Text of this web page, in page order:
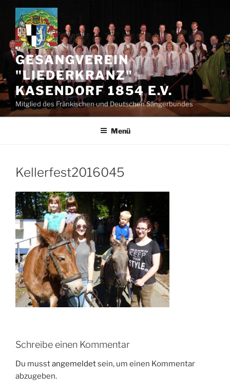
Zum
Inhalt
springen
GESANGVEREIN
"LIEDERKRANZ"
KASENDORF 1854 E.V.
Mitglied des Fränkischen und Deutschen Sängerbundes
Menü
Kellerfest2016045
Schreibe einen Kommentar
Du musstangemeldetsein, um einen Kommentar
abzugeben.